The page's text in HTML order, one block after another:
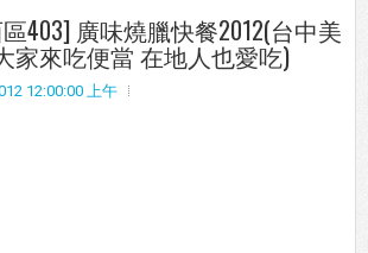
403] 廣味燒臘快餐2012(台中美
家來吃便當 在地人也愛吃)
12:00:00 上午